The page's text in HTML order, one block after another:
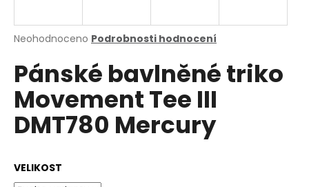
Průměrné
produktu
je
0,0
5
hvězdiček.
Neohodnoceno Podrobnosti hodnocení
Pánské bavlněné triko
Movement Tee III
DMT780 Mercury
VELIKOST
j
t
?